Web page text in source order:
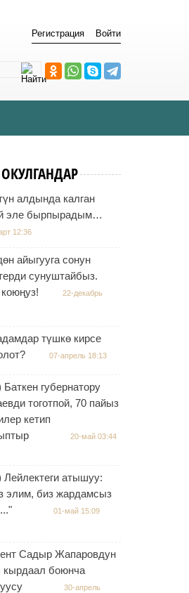
Регистрация Войти
алдында калган
эле бырпырадым…
12:36
айыгууга сонун
сунуштайбыз.
22-декабрь
түшкө кирсе
07-апрель 18:13
губернатору
тоготпой, 70 пайыз
кетип
20-май 03:44
Лейлектеги атышуу:
элим, биз жардамсыз
01-май 15:09
Садыр Жапаровдун
кырдаал боюнча
30-апрель